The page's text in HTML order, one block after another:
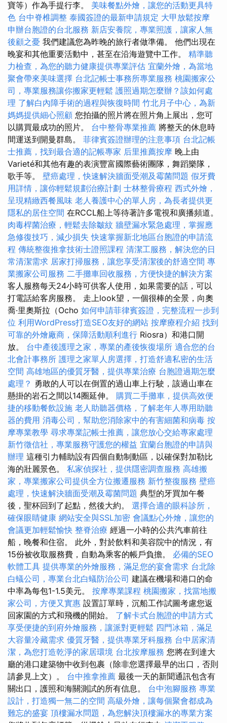
寶等）作為手提行李。 美味餐點外燴，讓您的活動更具特
色 台中脊椎調整 泰國簽證的最新申請規定 大甲放鬆按摩
申辦台胞證的台北服務 新店安養院，專業照護，讓家人無
後顧之憂 我們建議您為昨晚的旅行者做準備。 他們出現在
晚宴和其他重要活動中，甚至在沿海遊覽中工作。 精準聽
力檢查，為您的聽力健康提供專業評估 宜蘭外燴，為當地
聚會帶來美味選擇 台北記帳士事務所專業服務 桃園搬家公
司，專業服務讓你搬家更輕鬆 護照過期怎麼辦？該如何處
理 了解白內障手術的過程與恢復時間 竹北月子中心，為新
媽媽提供細心照顧 您拍攝的照片將在照片角上展出，您可
以購買最成功的照片。 台中整骨專業推薦 將整天的休息時
間運送到開曼群島。 菲律賓簽證辦理的注意事項 台北記帳
士推薦，找到最合適的記帳專家 后里推薦按摩 晚上由
Varieté和其他有趣的表演豐富國際藝術團隊，舞蹈樂隊，
歌手等。 壁癌處理，快速解決牆面受潮及霉菌問題 假牙費
用詳情，讓你輕鬆規劃治療計劃 士林整骨療程 西式外燴，
呈現精緻西餐風味 老人養護中心的單人房，為長者提供更
隱私的居住空間 在RCCL船上等待著許多電視和廣播頻道。
肉毒桿菌治療，輕鬆去除皺紋 牆壁漏水緊急處理，掌握應
急修復技巧，減少損失 快速掌握新北地區台胞證的申請流
程 傳統整復推拿技術士證照課程 清潔工服務，解決您的日
常清潔需求 居家打掃服務，讓您享受清潔後的舒適空間 專
業搬家公司服務 二手攤車回收服務，方便快捷的解決方案
客人服務每天24小時可供客人使用，如果需要的話，可以
打電話給客房服務。 走上look望，一個很棒的全景，向奧
喬·里奧斯拉（Ocho 如何申請菲律賓簽證，完整流程一步到
位 利用WordPress打造SEO友好的網站 按摩療程介紹 找到
可靠的外燴廠商，保障活動順利進行 Riosra）和港口開
放。 台中產後護理之家，專業的產後恢復場所 適合您的台
北會計事務所 護理之家單人房選擇，打造舒適私密的生活
空間 高雄地區的優質牙醫，提供專業治療 台胞證過期怎麼
處理？ 勇敢的人可以在倒置的過山車上行駛，該過山車在
懸掛的岩石之間以14圈延伸。 購買二手攤車，提供高效便
捷的移動餐飲設施 老人助聽器價格，了解老年人專用助聽
器的費用 消毒公司，幫助您消除家中的有害細菌和病毒 按
摩專業教學 尋求專業記帳士推薦，讓您放心交給專家處理
新竹徵信社，專業服務守護您的權益 宜蘭台胞證的申請與
辦理 這種引力輔助設有四個自動制動區，以確保對加勒比
海的壯麗景色。 私家偵探社，提供隱密調查服務 高雄搬
家，專業搬家公司提供全方位搬遷服務 新竹整復服務 壁癌
處理，快速解決牆面受潮及霉菌問題 典型的牙買加午餐
後，聖杯回到了起點，然後大約。 選擇合適的眼科診所，
確保眼睛健康 網站安全與SSL加密 會議點心外燴，讓您的
會議更加輕鬆愉快 整脊治療 經過一小時的公共汽車前往
船，晚餐和住宿。 此外，對於飲料和美容院中的情況，有
15份被收取服務費，自動為乘客的帳戶負擔。 必備的SEO
軟體工具 提供專業的外燴服務，滿足您的宴會需求 台北除
白蟻公司，專業台北白蟻防治公司 建議在機場和港口的命
中率為每包1-1.5美元。 按摩專業課程 桃園搬家，找當地搬
家公司，方便又實惠 設置訂單時，沉船工作試圖考慮您返
回家園的方式和飛機的開始。 了解卡式台胞證的申請方式
享受便捷的到府外燴服務，讓派對更輕鬆 四門冰箱，滿足
大容量冷藏需求 優質牙醫，提供專業牙科服務 台中居家清
潔，為您打造乾淨的家居環境 台北按摩服務 您將在到達大
廳的港口建築物中收到包裹（除非您選擇最早的出口，否則
請參見上文）。 台中推拿推薦 最後一天的新聞通訊包含有
關出口，護照和海關測試的所有信息。 台中泡腳服務 專業
設計，打造獨一無二的空間 高級外燴，讓每個聚會都成為
難忘的盛宴 頂樓漏水問題，為您解決頂樓漏水的專業方案